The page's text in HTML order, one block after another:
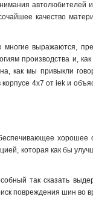
автолюбителей
качество
выражаются,
производства и,
как мы привыкли
4x7 от iek и
хорошее
которая как бы
так сказать
повреждения шин во